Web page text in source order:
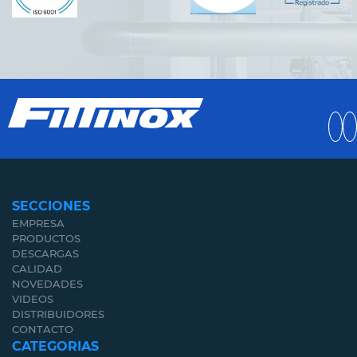
SECCIONES
EMPRESA
PRODUCTOS
DESCARGAS
CALIDAD
NOVEDADES
VIDEOS
DISTRIBUIDORES
CONTACTO
CATEGORIAS